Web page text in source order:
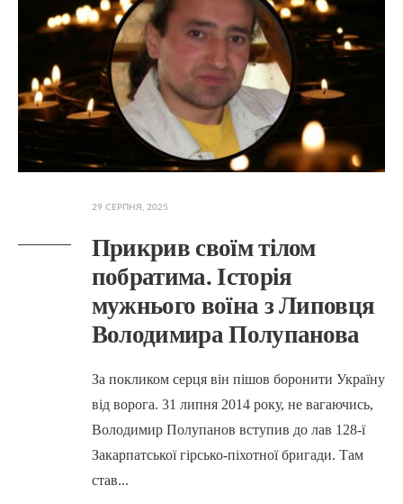
29 СЕРПНЯ, 2025
Прикрив своїм тілом
побратима. Історія
мужнього воїна з Липовця
Володимира Полупанова
За покликом серця він пішов боронити Україну
від ворога. 31 липня 2014 року, не вагаючись,
Володимир Полупанов вступив до лав 128-ї
Закарпатської гірсько-піхотної бригади. Там
став...